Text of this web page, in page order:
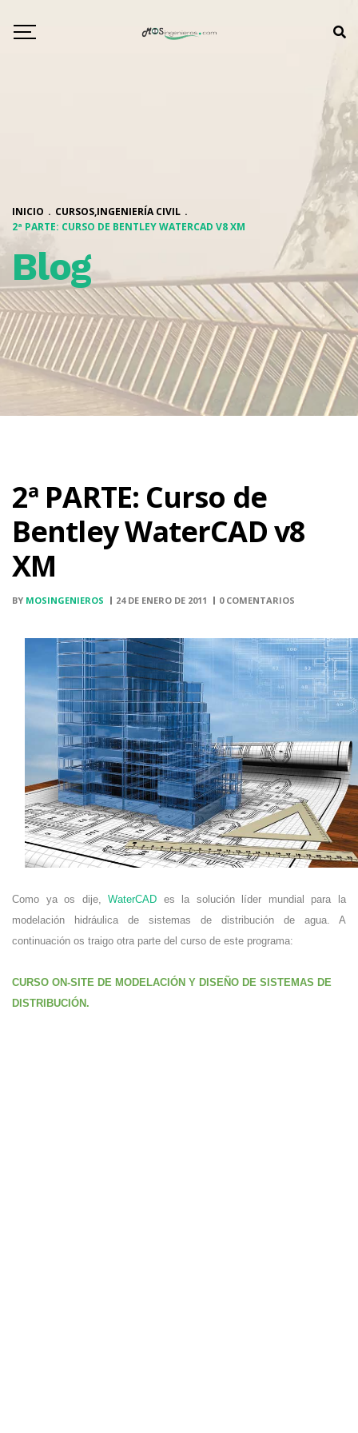
Blog
INICIO . CURSOS,INGENIERÍA CIVIL .
2ª PARTE: CURSO DE BENTLEY WATERCAD V8 XM
2ª PARTE: Curso de
Bentley WaterCAD v8
XM
BY MOSINGENIEROS 24 DE ENERO DE 2011 0 COMENTARIOS
Como ya os dije,WaterCAD es la solución líder mundial para la
modelación hidráulica de sistemas de distribución de agua. A
continuación os traigo otra parte del curso de este programa:
CURSO ON-SITE DE MODELACIÓN Y DISEÑO DE SISTEMAS DE
DISTRIBUCIÓN.